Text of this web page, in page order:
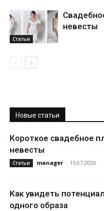
Статьи
невесты
Новые статьи
Короткое свадебное
невесты
Статьи manager - 15.07.2026
Как увидеть
одного образа